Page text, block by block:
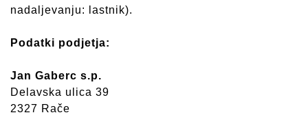
nadaljevanju: lastnik).
Podatki podjetja:
Jan Gaberc s.p.
Delavska ulica 39
2327 Rače